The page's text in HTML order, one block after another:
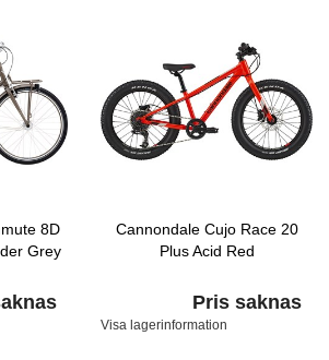
8D
Grey
Cannondale Cujo Race 20
Plus Acid Red
Pris saknas
Visa lagerinformation